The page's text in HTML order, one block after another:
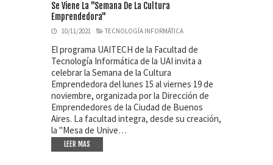
Se Viene La "Semana De La Cultura
Emprendedora"
10/11/2021 TECNOLOGÍA INFORMÁTICA
El programa UAITECH de la Facultad de
Tecnología Informática de la UAI invita a
celebrar la Semana de la Cultura
Emprendedora del lunes 15 al viernes 19 de
noviembre, organizada por la Dirección de
Emprendedores de la Ciudad de Buenos
Aires. La facultad integra, desde su creación,
la "Mesa de Unive…
LEER MAS